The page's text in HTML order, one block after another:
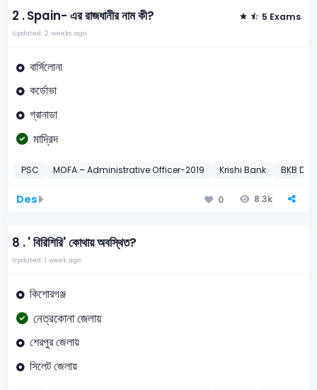
2 .Spain- এর রাজধানীর নাম কী? 5 Exams
Updated: 2 weeks ago
বার্সিলোনা
কর্ডোভা
গ্রানাডা
মাদ্রিদ
PSC MOFA – Administrative Officer-2019 Krishi Bank BKB
Des 0 8.3k
8 .' বিরিশিরি' কোথায় অবস্থিত?
Updated: 1 week ago
কিশোরগঞ্জ
নেত্রকোনা জেলায়
শেরপুর জেলায়
সিলেট জেলায়